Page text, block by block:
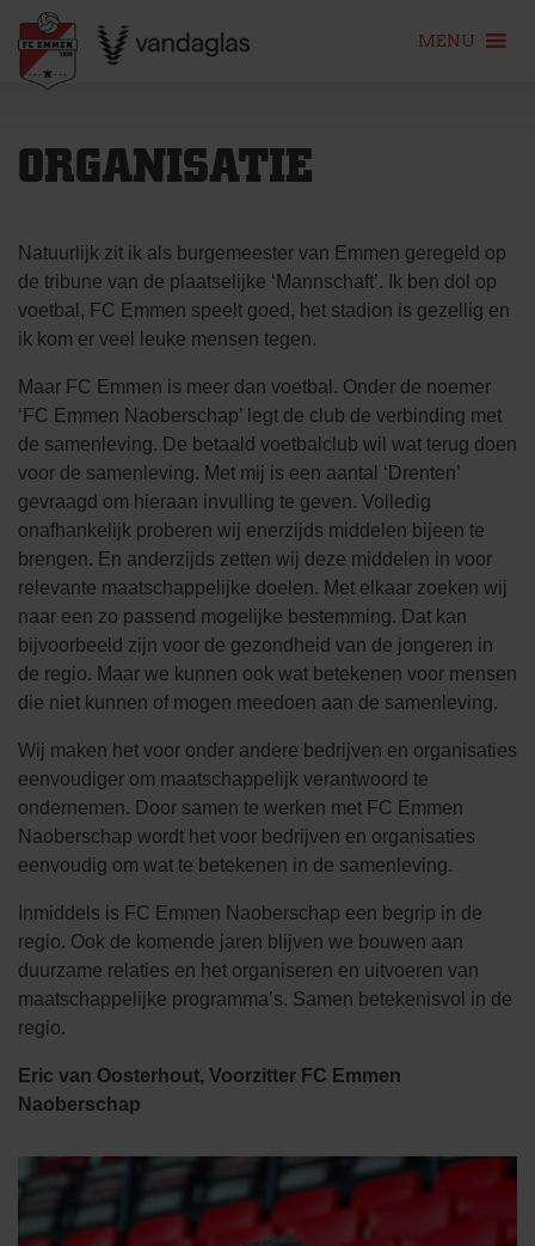
content
MENU
ORGANISATIE
Natuurlijk zit ik als burgemeester van Emmen geregeld op
de tribune van de plaatselijke ‘Mannschaft’. Ik ben dol op
voetbal, FC Emmen speelt goed, het stadion is gezellig en
ik kom er veel leuke mensen tegen.
Maar FC Emmen is meer dan voetbal. Onder de noemer
‘FC Emmen Naoberschap’ legt de club de verbinding met
de samenleving. De betaald voetbalclub wil wat terug doen
voor de samenleving. Met mij is een aantal ‘Drenten’
gevraagd om hieraan invulling te geven. Volledig
onafhankelijk proberen wij enerzijds middelen bijeen te
brengen. En anderzijds zetten wij deze middelen in voor
relevante maatschappelijke doelen. Met elkaar zoeken wij
naar een zo passend mogelijke bestemming. Dat kan
bijvoorbeeld zijn voor de gezondheid van de jongeren in
de regio. Maar we kunnen ook wat betekenen voor mensen
die niet kunnen of mogen meedoen aan de samenleving.
Wij maken het voor onder andere bedrijven en organisaties
eenvoudiger om maatschappelijk verantwoord te
ondernemen. Door samen te werken met FC Emmen
Naoberschap wordt het voor bedrijven en organisaties
eenvoudig om wat te betekenen in de samenleving.
Inmiddels is FC Emmen Naoberschap een begrip in de
regio. Ook de komende jaren blijven we bouwen aan
duurzame relaties en het organiseren en uitvoeren van
maatschappelijke programma’s. Samen betekenisvol in de
regio.
Eric van Oosterhout, Voorzitter FC Emmen
Naoberschap